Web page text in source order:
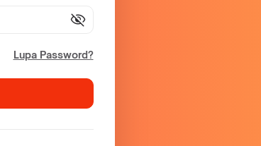
visibility_off
Lupa Password?